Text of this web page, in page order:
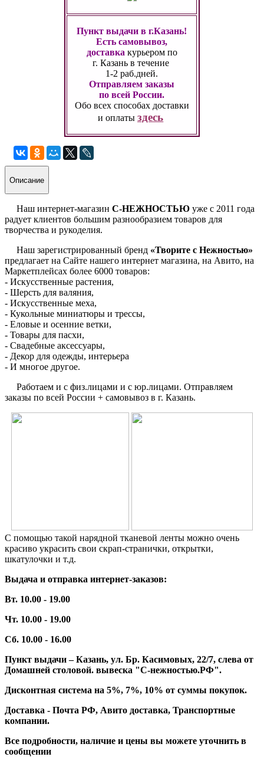
Пункт выдачи в г.Казань!
Есть самовывоз,
доставка курьером по
г. Казань в течение
1-2 раб.дней.
Отправляем заказы
по всей России.
Обо всех способах доставки
и оплатыздесь
Описание
Наш интернет-магазин С-НЕЖНОСТЬЮ уже с 2011 года
радует клиентов большим разнообразием товаров для
творчества и рукоделия.
Наш зарегистрированный бренд «Творите с Нежностью»
предлагает на Сайте нашего интернет магазина, на Авито, на
Маркетплейсах более 6000 товаров:
- Искусственные растения,
- Шерсть для валяния,
- Искусственные меха,
- Кукольные миниатюры и трессы,
- Еловые и осенние ветки,
- Товары для пасхи,
- Свадебные аксессуары,
- Декор для одежды, интерьера
- И многое другое.
Работаем и с физ.лицами и с юр.лицами. Отправляем
заказы по всей России + самовывоз в г. Казань.
С помощью такой нарядной тканевой ленты можно очень
красиво украсить свои скрап-странички, открытки,
шкатулочки и т.д.
Выдача и отправка интернет-заказов:
Вт. 10.00 - 19.00
Чт. 10.00 - 19.00
Сб. 10.00 - 16.00
Пункт выдачи – Казань, ул. Бр. Касимовых, 22/7, слева от
Домашней столовой. вывеска "С-нежностью.РФ".
Дисконтная система на 5%, 7%, 10% от суммы покупок.
Доставка - Почта РФ, Авито доставка, Транспортные
компании.
Все подробности, наличие и цены вы можете уточнить в
сообщении